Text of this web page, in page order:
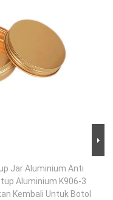
Jar Aluminium Anti
Aluminium K906-3
Kembali Untuk Botol